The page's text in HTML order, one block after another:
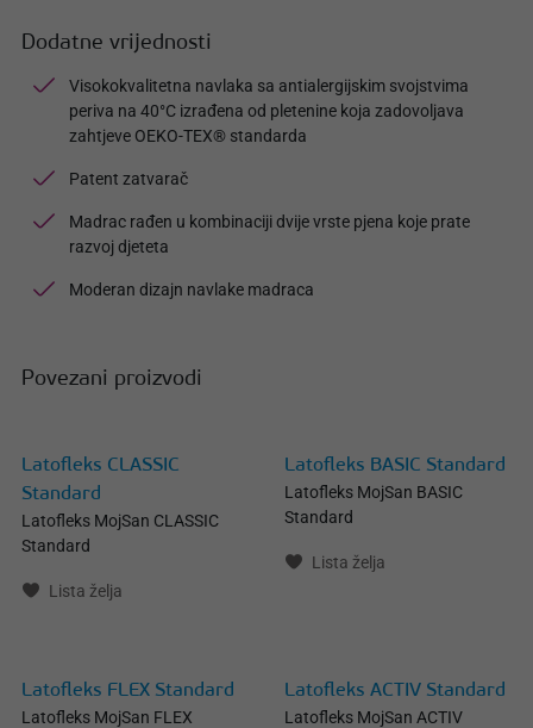
Dodatne vrijednosti
Visokokvalitetna navlaka sa antialergijskim svojstvima
periva na 40°C izrađena od pletenine koja zadovoljava
zahtjeve OEKO-TEX® standarda
Patent zatvarač
Madrac rađen u kombinaciji dvije vrste pjena koje prate
razvoj djeteta
Moderan dizajn navlake madraca
Povezani proizvodi
Latofleks CLASSIC
Standard
Latofleks MojSan CLASSIC
Standard
Lista želja
Latofleks BASIC Standard
Latofleks MojSan BASIC
Standard
Lista želja
Latofleks FLEX Standard
Latofleks MojSan FLEX
Latofleks ACTIV Standard
Latofleks MojSan ACTIV